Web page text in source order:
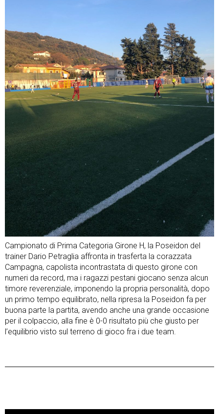
Campionato di Prima Categoria Girone H, la Poseidon del
trainer Dario Petraglia affronta in trasferta la corazzata
Campagna, capolista incontrastata di questo girone con
numeri da record, ma i ragazzi pestani giocano senza alcun
timore reverenziale, imponendo la propria personalità, dopo
un primo tempo equilibrato, nella ripresa la Poseidon fa per
buona parte la partita, avendo anche una grande occasione
per il colpaccio, alla fine è 0-0 risultato più che giusto per
l’equilibrio visto sul terreno di gioco fra i due team.